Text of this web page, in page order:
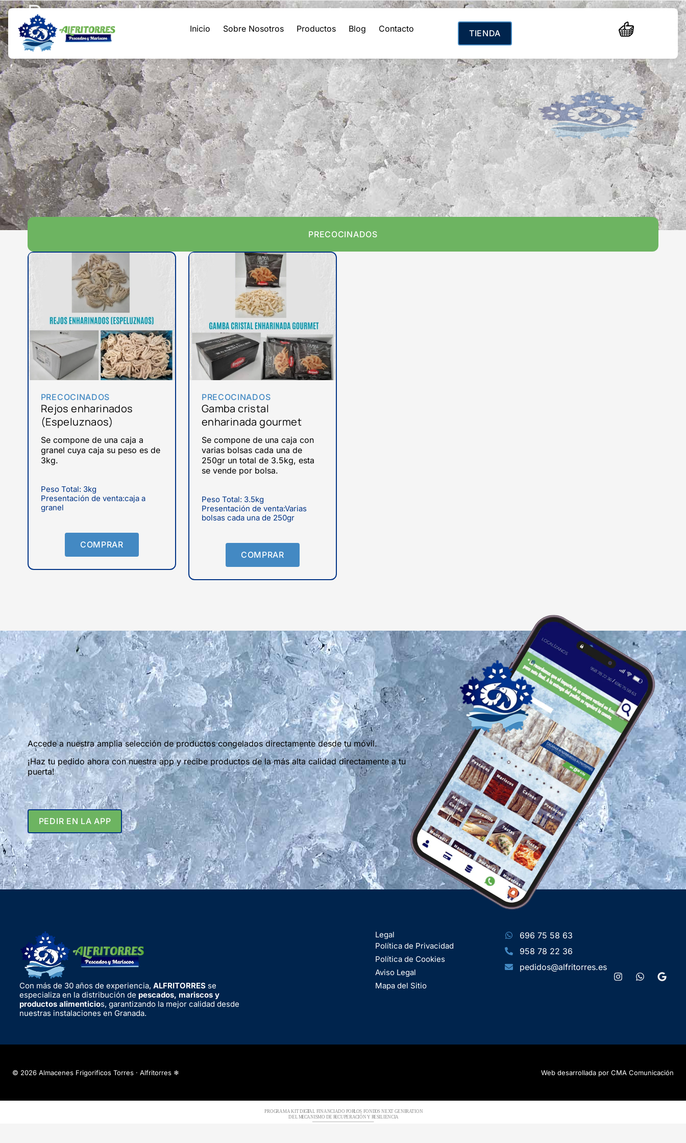
contenido
Inicio Sobre Nosotros Productos Blog Contacto TIENDA
Precocinados
EnFrigoríficos Torres, ofrecemos una selección premium de productos precocinados ultracongelados, asegurando calidad,
comodidad y sabor en cada bocado. Perfectos para el hogar o la hostelería, combinamos tradición y tecnología para llevar hasta
su mesa platos rápidos, prácticos y deliciosos.
PRECOCINADOS
PRECOCINADOS
Rejos enharinados
(Espeluznaos)
Se compone de una caja a
granel cuya caja su peso es de
3kg.
Peso Total: 3kg
Presentación de venta:caja a
granel
COMPRAR
PRECOCINADOS
Gamba cristal
enharinada gourmet
Se compone de una caja con
varias bolsas cada una de
250gr un total de 3.5kg, esta
se vende por bolsa.
Peso Total: 3.5kg
Presentación de venta:Varias
bolsas cada una de 250gr
COMPRAR
Accede a nuestra amplia selección de productos congelados directamente desde tu móvil.
¡Haz tu pedido ahora con nuestra app y recibe productos de la más alta calidad directamente a tu
puerta!
PEDIR EN LA APP
Con más de 30 años de experiencia, ALFRITORRES se
especializa en la distribución de pescados, mariscos y
productos alimenticios, garantizando la mejor calidad desde
nuestras instalaciones en Granada.
Legal
Política de Privacidad
Política de Cookies
Aviso Legal
Mapa del Sitio
696 75 58 63
958 78 22 36
pedidos@alfritorres.es
© 2026 Almacenes Frigorificos Torres · Alfritorres ❄ Web desarrollada por CMA Comunicación